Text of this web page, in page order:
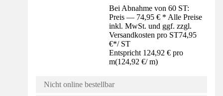
Bei Abnahme von 60 ST:
Preis — 74,95 € * Alle Preise
inkl. MwSt. und ggf. zzgl.
Versandkosten pro ST74,95
€*/ ST
Entspricht 124,92 € pro
m(124,92 €/ m)
Nicht online bestellbar